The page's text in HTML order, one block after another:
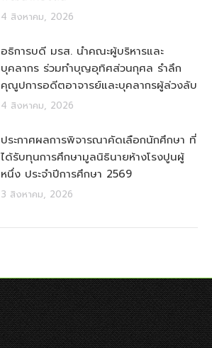
4 สิงหาคม, 2026
อธิการบดี มรส. นำคณะผู้บริหารและ
บุคลากร ร่วมทำบุญอุทิศส่วนกุศล รำลึก
คุณูปการอดีตอาจารย์และบุคลากรผู้ล่วงลับ
4 สิงหาคม, 2026
ประกาศผลการพิจารณาคัดเลือกนักศึกษา ที่
ได้รับทุนการศึกษามูลนิธินายห้างโรงปูนผู้
หนึ่ง ประจำปีการศึกษา 2569
3 สิงหาคม, 2026